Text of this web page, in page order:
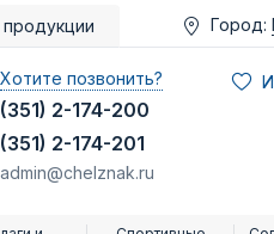
Город:
Хотите позвонить?
(351) 2-174-200
(351) 2-174-201
admin@chelznak.ru